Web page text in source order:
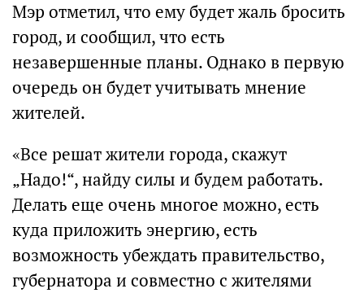
Мэр отметил, что ему будет жаль бросить
город, и сообщил, что есть
незавершенные планы. Однако в первую
очередь он будет учитывать мнение
жителей.
«Все решат жители города, скажут
„Надо!“, найду силы и будем работать.
Делать еще очень многое можно, есть
куда приложить энергию, есть
возможность убеждать правительство,
губернатора и совместно с жителями